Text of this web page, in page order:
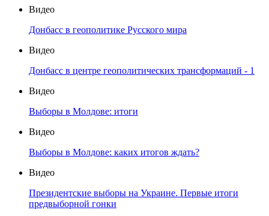
Видео
Донбасс в геополитике Русского мира
Видео
Донбасс в центре геополитических трансформаций - 1
Видео
Выборы в Молдове: итоги
Видео
Выборы в Молдове: каких итогов ждать?
Видео
Президентские выборы на Украине. Первые итоги
предвыборной гонки